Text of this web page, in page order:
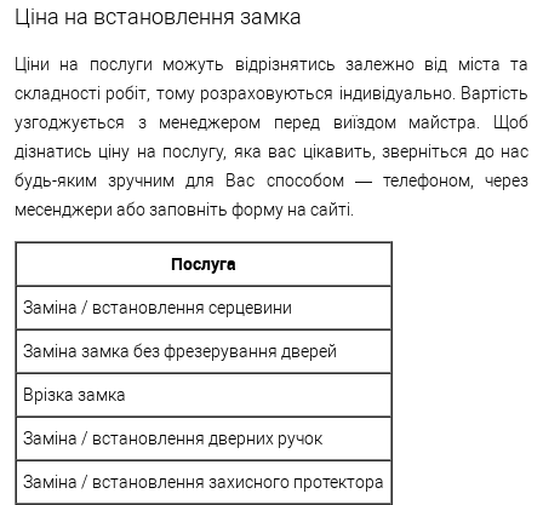
Ціна на встановлення замка
Ціни на послуги можуть відрізнятись залежно від міста та
складності робіт, тому розраховуються індивідуально. Вартість
узгоджується з менеджером перед виїздом майстра. Щоб
дізнатись ціну на послугу, яка вас цікавить, зверніться до нас
будь-яким зручним для Вас способом — телефоном, через
месенджери або заповніть форму на сайті.
Послуга
Заміна / встановлення серцевини
Заміна замка без фрезерування дверей
Врізка замка
Заміна / встановлення дверних ручок
Заміна / встановлення захисного протектора